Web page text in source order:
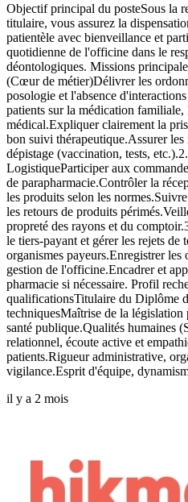
Objectif principal du posteSous la
titulaire, vous assurez la
patientèle avec bienveillance et
quotidienne de l'officine dans le
déontologiques. Missions
(Cœur de métier)Délivrer les
posologie et l'absence
patients sur la médication familiale,
médical.Expliquer clairement la
bon suivi thérapeutique.Assurer
dépistage (vaccination, tests,
LogistiqueParticiper aux
de parapharmacie.Contrôler la
les produits selon les
les retours de produits
propreté des rayons et du
le tiers-payant et gérer les rejets de
organismes payeurs.Enregistrer
gestion de l'officine.Encadrer et
pharmacie si nécessaire. Profil
qualificationsTitulaire du Diplôme
techniquesMaîtrise de la législation
santé publique.Qualités humaines
relationnel, écoute active et
patients.Rigueur administrative,
vigilance.Esprit d'équipe,
il y a 2 mois